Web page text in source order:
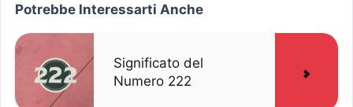
Potrebbe Interessarti Anche
Significato del
Numero 222